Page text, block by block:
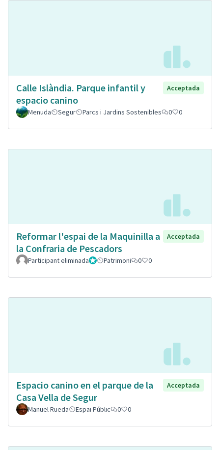
Calle Islàndia. Parque infantil y
espacio canino
Acceptada
Menuda Segur Parcs i Jardins Sostenibles 0 0
Reformar l'espai de la Maquinilla a
la Confraria de Pescadors
Acceptada
Participant eliminadaAdministrador
Patrimoni 0 0
Espacio canino en el parque de la
Casa Vella de Segur
Acceptada
Manuel Rueda Espai Públic 0 0